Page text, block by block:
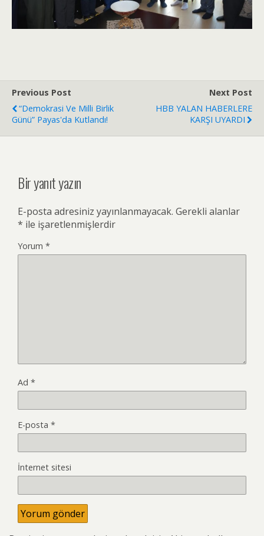
Previous Post
“Demokrasi Ve Milli Birlik
Günü” Payas'da Kutlandı!
Next Post
HBB YALAN HABERLERE
KARŞI UYARDI
Bir yanıt yazın
E-posta adresiniz yayınlanmayacak. Gerekli alanlar
* ile işaretlenmişlerdir
Yorum *
Ad *
E-posta *
İnternet sitesi